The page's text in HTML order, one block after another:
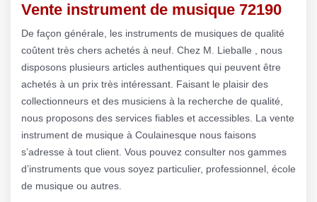
Vente instrument de musique 72190
De façon générale, les instruments de musiques de qualité
coûtent très chers achetés à neuf. Chez M. Lieballe , nous
disposons plusieurs articles authentiques qui peuvent être
achetés à un prix très intéressant. Faisant le plaisir des
collectionneurs et des musiciens à la recherche de qualité,
nous proposons des services fiables et accessibles. La vente
instrument de musique à Coulainesque nous faisons
s’adresse à tout client. Vous pouvez consulter nos gammes
d’instruments que vous soyez particulier, professionnel, école
de musique ou autres.